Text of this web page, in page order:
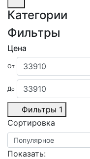
Категории
Фильтры
Цена
От
До
Фильтры 1
Сортировка
Показать: